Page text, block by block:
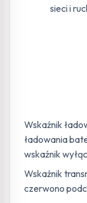
sieci i
Wskaźnik
ładowania
wskaźnik
Wskaźnik
czerwono